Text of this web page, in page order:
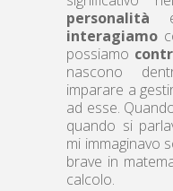
personalità
interagiamo
possiamo
nascono
imparare a
ad esse.
quando si
mi immaginavo
brave in
calcolo.